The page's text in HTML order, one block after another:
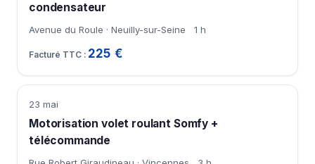
condensateur
Avenue du Roule · Neuilly-sur-Seine 1 h
225 €
23 mai
Motorisation volet roulant Somfy +
télécommande